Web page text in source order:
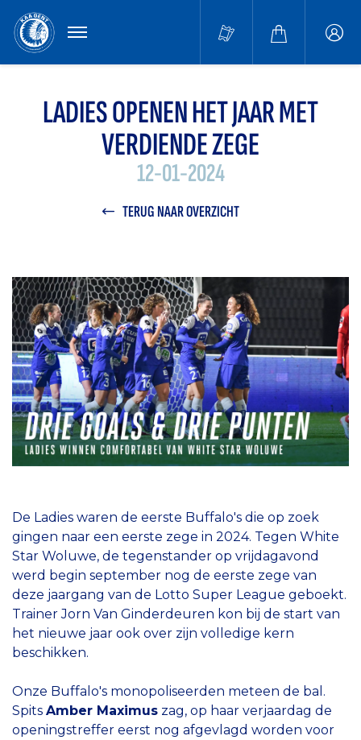
MENU
LADIES OPENEN HET JAAR MET
VERDIENDE ZEGE
12-01-2024
TERUG NAAR OVERZICHT
De Ladies waren de eerste Buffalo's die op zoek
gingen naar een eerste zege in 2024. Tegen White
Star Woluwe, de tegenstander op vrijdagavond
werd begin september nog de eerste zege van
deze jaargang van de Lotto Super League geboekt.
Trainer Jorn Van Ginderdeuren kon bij de start van
het nieuwe jaar ook over zijn volledige kern
beschikken.
Onze Buffalo's monopoliseerden meteen de bal.
Spits Amber Maximus zag, op haar verjaardag de
openingstreffer eerst nog afgevlagd worden voor